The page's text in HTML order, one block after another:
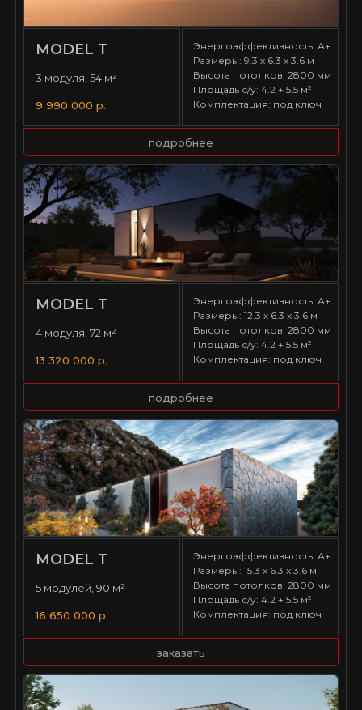
3 модуля, 54 м²
MODEL T
9 990 000 р.
Энергоэффективность: А+
Размеры: 9.3 х 6.3 х 3.6 м
Высота потолков: 2800 мм
Площадь с/у: 4.2 + 5.5 м²
Комплектация: под ключ
подробнее
4 модуля, 72 м²
MODEL T
13 320 000 р.
Энергоэффективность: А+
Размеры: 12.3 х 6.3 х 3.6 м
Высота потолков: 2800 мм
Площадь с/у: 4.2 + 5.5 м²
Комплектация: под ключ
подробнее
5 модулей, 90 м²
MODEL T
16 650 000 р.
Энергоэффективность: А+
Размеры: 15.3 х 6.3 х 3.6 м
Высота потолков: 2800 мм
Площадь с/у: 4.2 + 5.5 м²
Комплектация: под ключ
заказать